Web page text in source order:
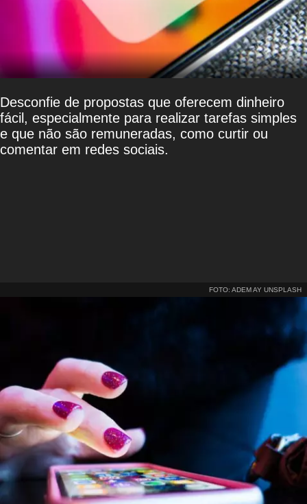
Desconfie de propostas que oferecem dinheiro
fácil, especialmente para realizar tarefas simples
e que não são remuneradas, como curtir ou
comentar em redes sociais.
FOTO: ADEM AY UNSPLASH